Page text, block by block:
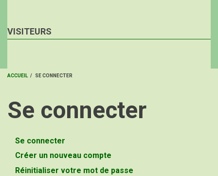
VISITEURS
D'ARIANE
ACCUEIL / SE CONNECTER
Se connecter
Onglets
principaux
Se connecter
actif)
Créer un nouveau compte
Réinitialiser votre mot de passe